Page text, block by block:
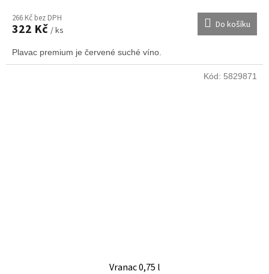
266 Kč bez DPH
322 Kč / ks Do košíku
Plavac premium je červené suché víno.
Vranac 0,75 l
Kód: 5829871